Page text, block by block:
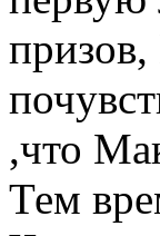
,что
Тем